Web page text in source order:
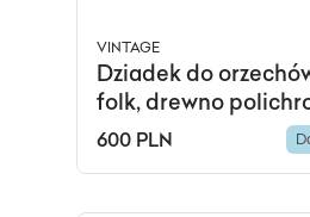
VINTAGE
Dziadek do
folk, drewno
multicolor, Austria,
600 PLN